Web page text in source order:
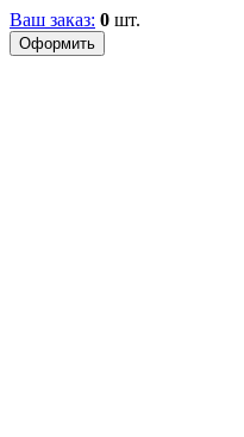
Ваш заказ: 0 шт.